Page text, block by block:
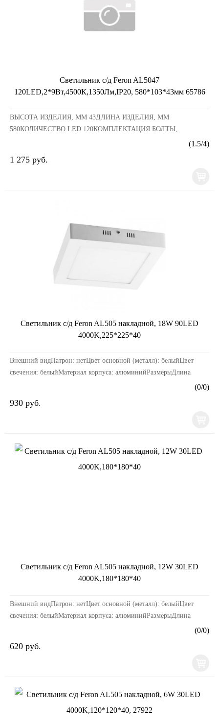
Светильник с/д Feron AL5047
120LED,2*9Вт,4500К,1350Лм,IP20, 580*103*43мм 65786
ВЫСОТА ИЗДЕЛИЯ, ММ 43ДЛИНА ИЗДЕЛИЯ, ММ
580КОЛИЧЕСТВО LED 120КОМПЛЕКТАЦИЯ БОЛТЫ,
230СВЕТОВОЙ...
(1.5/4)
1 275 руб.
Светильник с/д Feron AL505 накладной, 18W 90LED
4000K,225*225*40
Внешний видПатрон: нетЦвет основной (металл): белыйЦвет
свечения: белыйМатериал корпуса: алюминийРазмерыДлина
(0/0)
930 руб.
Светильник с/д Feron AL505 накладной, 12W 30LED
4000K,180*180*40
Внешний видПатрон: нетЦвет основной (металл): белыйЦвет
свечения: белыйМатериал корпуса: алюминийРазмерыДлина
(0/0)
620 руб.